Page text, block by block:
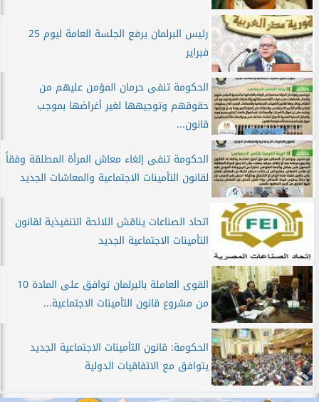
رئيس البرلمان يرفع الجلسة العامة ليوم 25
فبراير
الحكومة تنفى حرمان المؤمن عليهم من
حقوقهم وتوجيهها لغير أغراضها بموجب
قانون...
الحكومة تنفى إلغاء معاش المرأة المطلقة وفقاً
لقانون التأمينات الاجتماعية والمعاشات الجديد
اتحاد الصناعات يناقش اللائحة التنفيذية لقانون
التأمينات الاجتماعية الجديد
القوى العاملة بالبرلمان توافق على المادة 10
من مشروع قانون التأمينات الاجتماعية...
الحكومة: قانون التأمينات الاجتماعية الجديد
يتوافق مع الاتفاقيات الدولية